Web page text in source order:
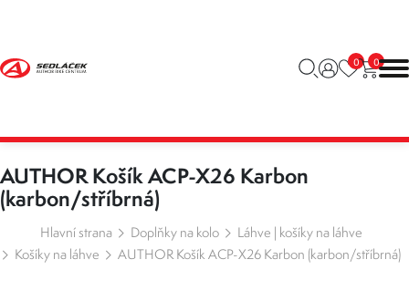
0 0
AUTHOR Košík ACP-X26 Karbon
(karbon/stříbrná)
Hlavní strana Doplňky na kolo
Láhve | košíky na láhve
Košíky na láhve
AUTHOR Košík ACP-X26 Karbon (karbon/stříbrná)